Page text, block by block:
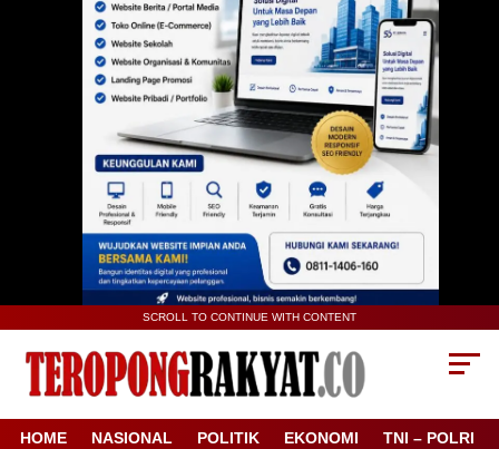
SCROLL TO CONTINUE WITH CONTENT
HOME NASIONAL POLITIK EKONOMI TNI – POLRI